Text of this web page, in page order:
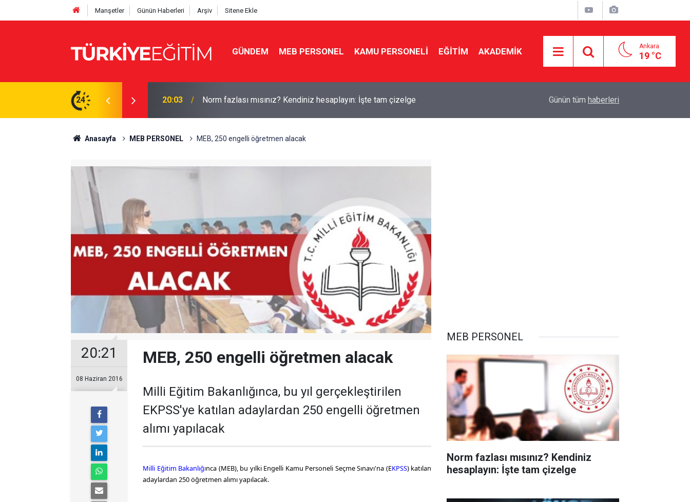
Manşetler Günün Haberleri Arşiv Sitene Ekle
GÜNDEM MEB PERSONEL KAMU PERSONELİ EĞİTİM AKADEMİK Ankara
19 °C
24
İşte tam çizelge 19:56 Bakan Tekin'den yeni sınav sistemi uyarısı: "Eski soru bankaları artık yok" Seçmeli ders düzenlemesi yargıya taşındı!
Günün tüm haberleri
Anasayfa MEB PERSONEL MEB, 250 engelli öğretmen alacak
20:21
08 Haziran 2016
MEB, 250 engelli öğretmen alacak
Milli Eğitim Bakanlığınca, bu yıl gerçekleştirilen
EKPSS'ye katılan adaylardan 250 engelli öğretmen
alımı yapılacak
Milli Eğitim Bakanlığınca (MEB), bu yılki Engelli Kamu Personeli Seçme Sınavı'na (EKPSS) katılan
adaylardan 250 öğretmen alımı yapılacak.
MEB PERSONEL
Norm fazlası mısınız? Kendiniz
hesaplayın: İşte tam çizelge